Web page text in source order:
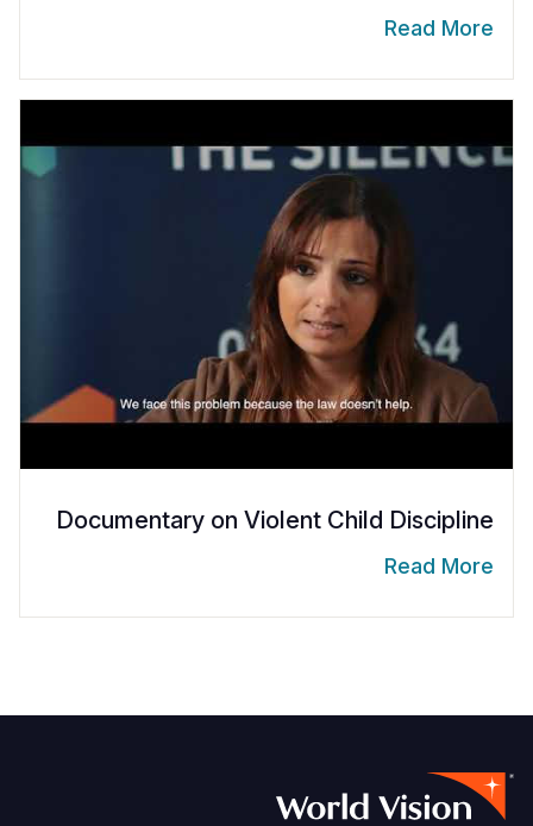
Read More
Documentary on Violent Child Discipline
Read More